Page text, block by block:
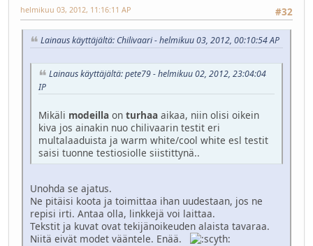
#32
helmikuu 03, 2012, 11:16:11 AP
Lainaus käyttäjältä: Chilivaari - helmikuu 03, 2012, 00:10:54 AP
Lainaus käyttäjältä: pete79 - helmikuu 02, 2012, 23:04:04
IP
Mikäli modeilla on turhaa aikaa, niin olisi oikein
kiva jos ainakin nuo chilivaarin testit eri
multalaaduista ja warm white/cool white esl testit
saisi tuonne testiosiolle siistittynä..
Unohda se ajatus.
Ne pitäisi koota ja toimittaa ihan uudestaan, jos ne
repisi irti. Antaa olla, linkkejä voi laittaa.
Tekstit ja kuvat ovat tekijänoikeuden alaista tavaraa.
Niitä eivät modet vääntele. Enää.